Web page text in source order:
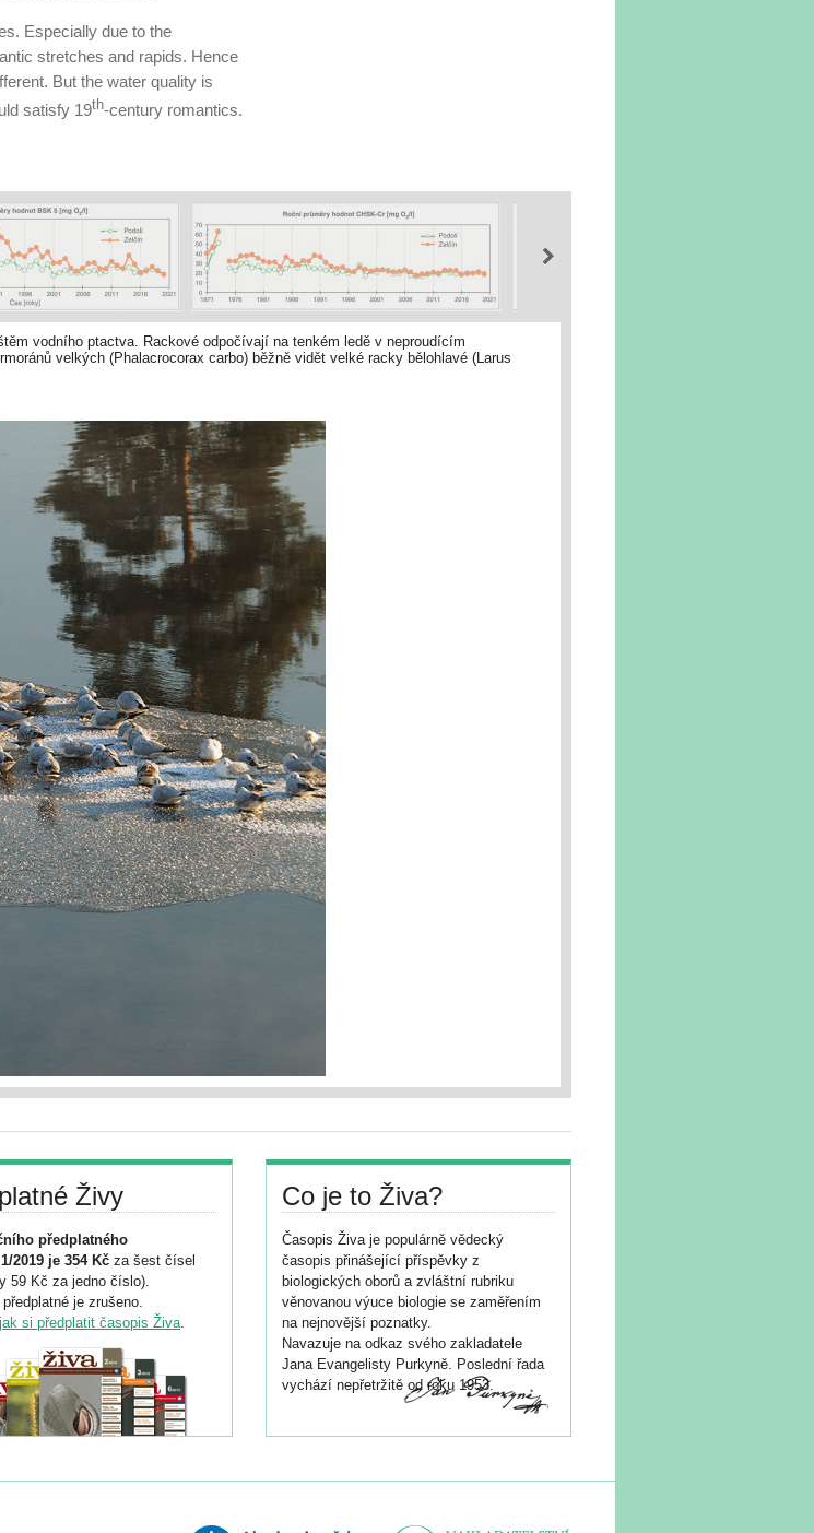
Especially due to the
stretches and rapids. Hence
But the wa­ter quality is
satisfy 19th-century romantics.
vodního ptactva. Rackové odpočívají na tenkém ledě v neproudícím
velkých (Phalacrocorax carbo) běžně vidět velké racky bělohlavé (Larus
Živy
předplatného
2019 je 354 Kč za šest čísel
59 Kč za jedno číslo).
předplatné je zrušeno.
jak si předplatit časopis Živa.
Co je to Živa?
Časopis Živa je populárně vědecký
časopis přinášející příspěvky z
biologických oborů a zvláštní rubriku
věnovanou výuce biologie se zaměřením
na nejnovější poznatky.
Navazuje na odkaz svého zakladatele
Jana Evangelisty Purkyně. Poslední řada
vychází nepřetržitě od roku 1953.